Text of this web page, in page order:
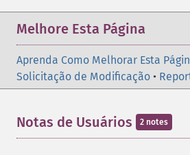
Melhore Esta Página
Aprenda Como Melhorar Esta
Solicitação de Modificação •
Notas de Usuários 2 notes